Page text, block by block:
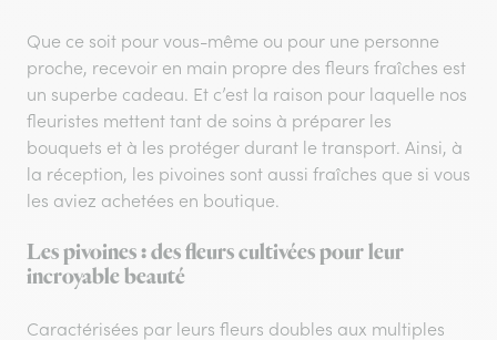
Que ce soit pour vous-même ou pour une personne
proche, recevoir en main propre des fleurs fraîches est
un superbe cadeau. Et c’est la raison pour laquelle nos
fleuristes mettent tant de soins à préparer les
bouquets et à les protéger durant le transport. Ainsi, à
la réception, les pivoines sont aussi fraîches que si vous
les aviez achetées en boutique.
Les pivoines : des fleurs cultivées pour leur
incroyable beauté
Caractérisées par leurs fleurs doubles aux multiples